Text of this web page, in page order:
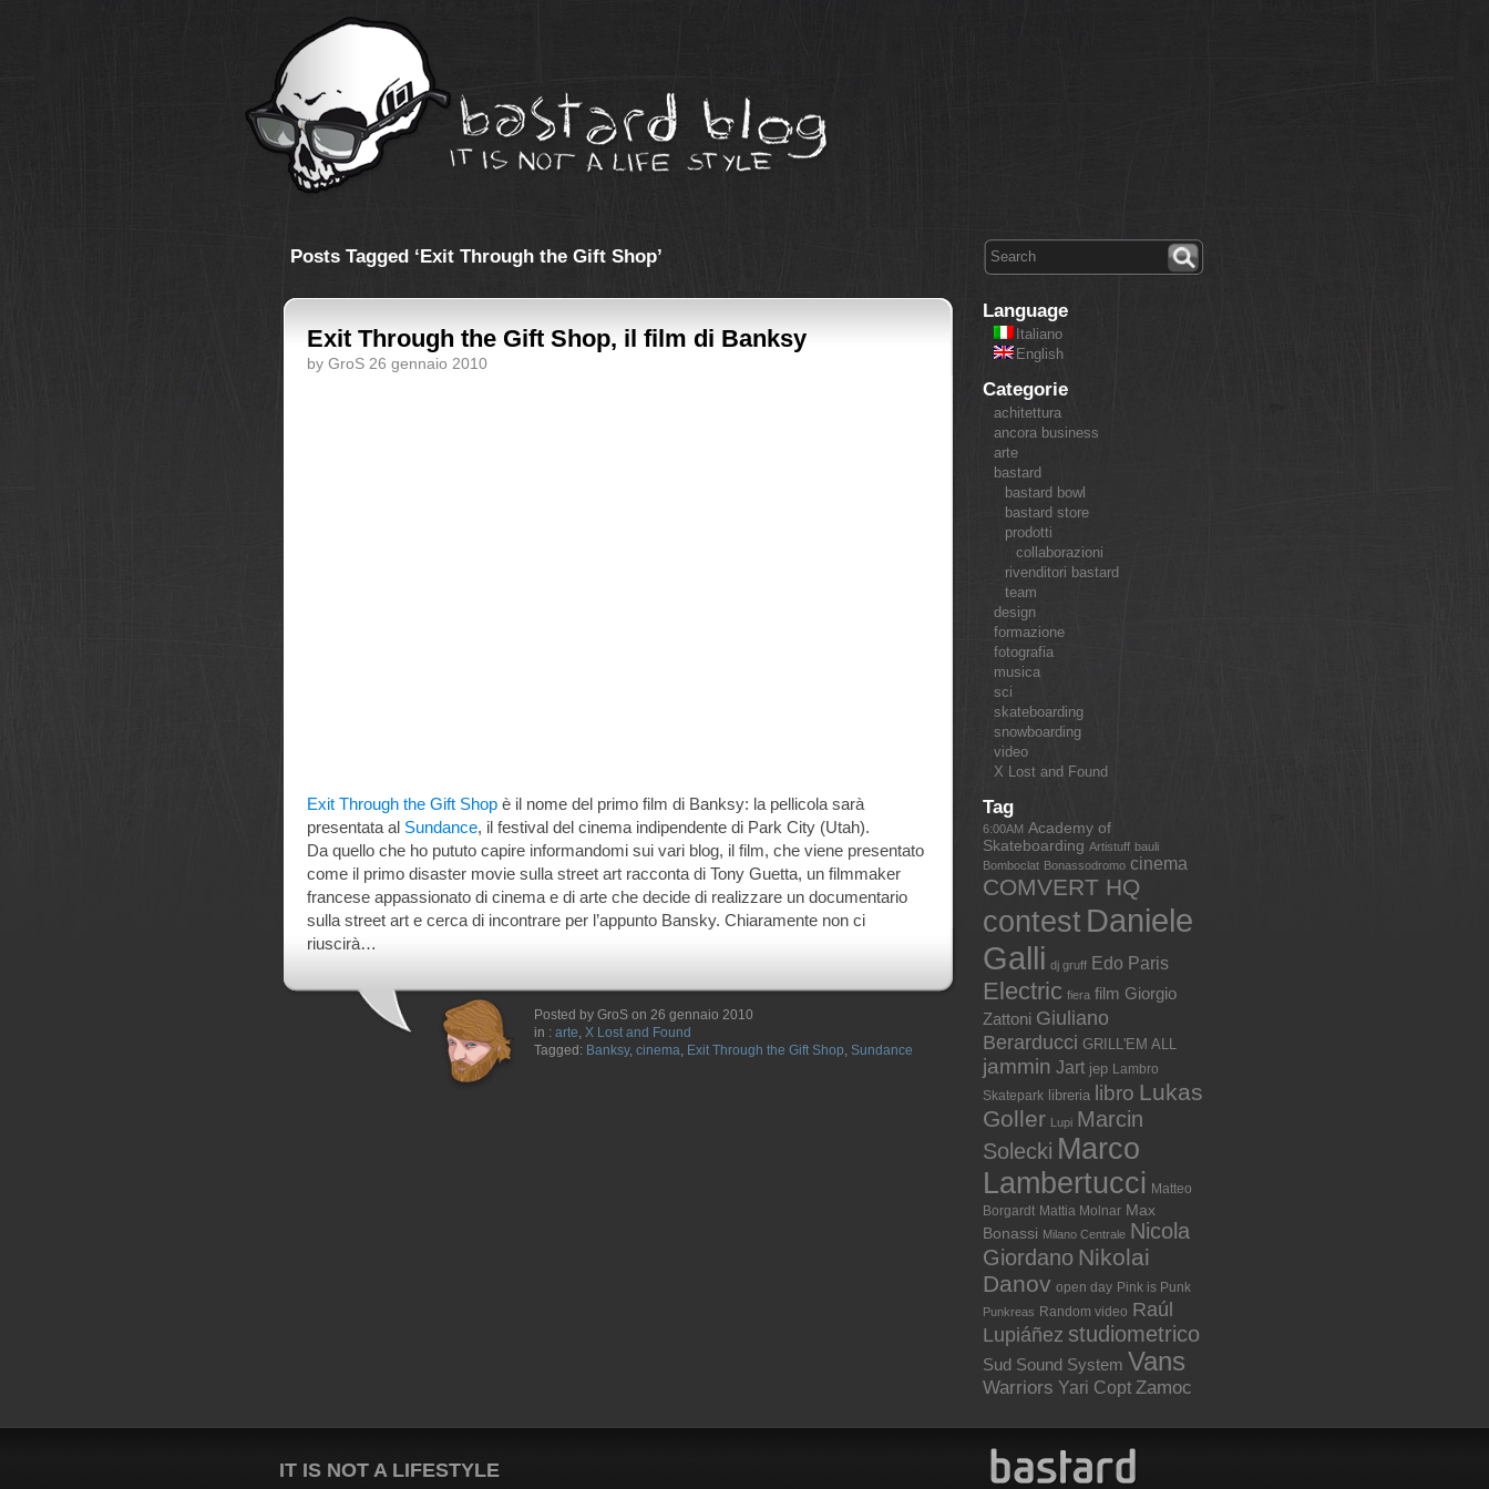
Posts Tagged ‘Exit Through the Gift Shop’
Exit Through the Gift Shop, il film di Banksy
by GroS 26 gennaio 2010
Exit Through the Gift Shop è il nome del primo film di Banksy: la pellicola sarà
presentata al Sundance, il festival del cinema indipendente di Park City (Utah).
Da quello che ho pututo capire informandomi sui vari blog, il film, che viene presentato
come il primo disaster movie sulla street art racconta di Tony Guetta, un filmmaker
francese appassionato di cinema e di arte che decide di realizzare un documentario
sulla street art e cerca di incontrare per l’appunto Bansky. Chiaramente non ci
riuscirà…
Posted by GroS on 26 gennaio 2010
in : arte, X Lost and Found
Tagged: Banksy, cinema, Exit Through the Gift Shop, Sundance
Language
Italiano
English
Categorie
achitettura
ancora business
arte
bastard
bastard bowl
bastard store
prodotti
collaborazioni
rivenditori bastard
team
design
formazione
fotografia
musica
sci
skateboarding
snowboarding
video
X Lost and Found
Tag
6:00AM Academy of
Skateboarding Artistuff bauli
Bomboclat Bonassodromo cinema
COMVERT HQ
contest Daniele
Galli dj gruff Edo Paris
Electric fiera film Giorgio
Zattoni Giuliano
Berarducci GRILL'EM ALL
jammin Jart jep Lambro
Skatepark libreria libro Lukas
Goller Lupi Marcin
Solecki Marco
Lambertucci Matteo
Borgardt Mattia Molnar Max
Bonassi Milano Centrale Nicola
Giordano Nikolai
Danov open day Pink is Punk
Punkreas Random video Raúl
Lupiáñez studiometrico
Sud Sound System Vans
Warriors Yari Copt Zamoc
IT IS NOT A LIFESTYLE